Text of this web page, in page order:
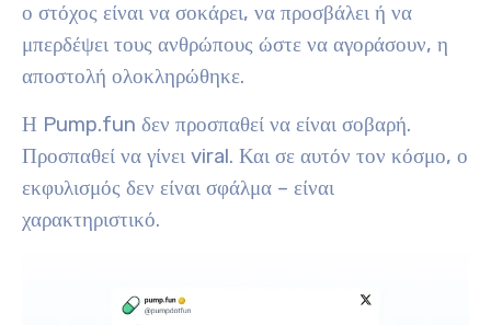
ο στόχος είναι να σοκάρει, να προσβάλει ή να
μπερδέψει τους ανθρώπους ώστε να αγοράσουν, η
αποστολή ολοκληρώθηκε.
Η Pump.fun δεν προσπαθεί να είναι σοβαρή.
Προσπαθεί να γίνει viral. Και σε αυτόν τον κόσμο, ο
εκφυλισμός δεν είναι σφάλμα – είναι
χαρακτηριστικό.